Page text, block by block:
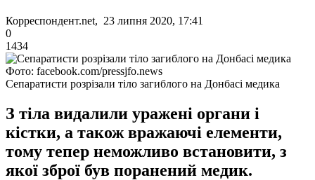
Корреспондент.net, 23 липня 2020, 17:41
0
1434
Фото: facebook.com/pressjfo.news
Сепаратисти розрізали тіло загиблого на Донбасі медика
З тіла видалили уражені органи і
кістки, а також вражаючі елементи,
тому тепер неможливо встановити, з
якої зброї був поранений медик.